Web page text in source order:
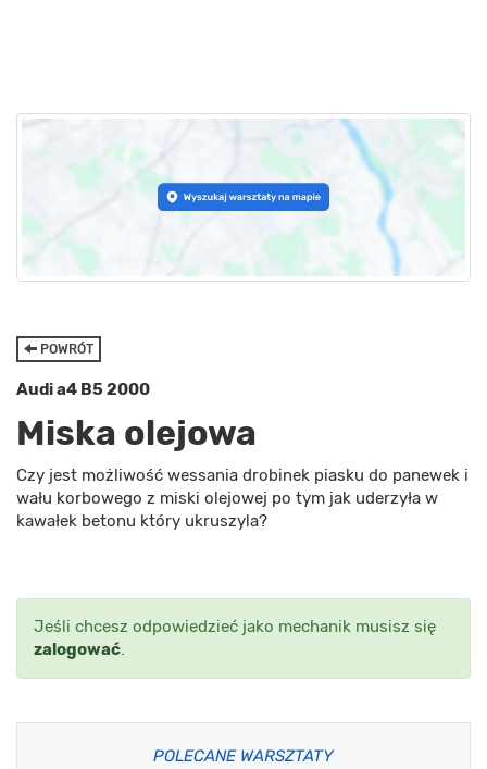
POWRÓT
Audi a4 B5 2000
Miska olejowa
Czy jest możliwość wessania drobinek piasku do panewek i
wału korbowego z miski olejowej po tym jak uderzyła w
kawałek betonu który ukruszyla?
Jeśli chcesz odpowiedzieć jako mechanik musisz się
zalogować.
POLECANE WARSZTATY